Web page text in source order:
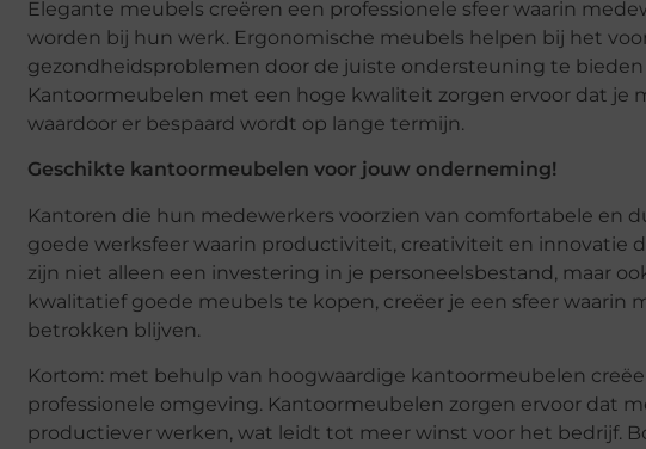
Elegante meubels creëren een professionele sfeer waarin
worden bij hun werk. Ergonomische meubels helpen bij het
gezondheidsproblemen door de juiste ondersteuning te
Kantoormeubelen met een hoge kwaliteit zorgen ervoor dat je
waardoor er bespaard wordt op lange termijn.
Geschikte kantoormeubelen voor jouw onderneming!
Kantoren die hun medewerkers voorzien van comfortabele en
goede werksfeer waarin productiviteit, creativiteit en innovatie
zijn niet alleen een investering in je personeelsbestand, maar
kwalitatief goede meubels te kopen, creëer je een sfeer waarin
betrokken blijven.
Kortom: met behulp van hoogwaardige kantoormeubelen
professionele omgeving. Kantoormeubelen zorgen ervoor dat
productiever werken, wat leidt tot meer winst voor het bedrijf.